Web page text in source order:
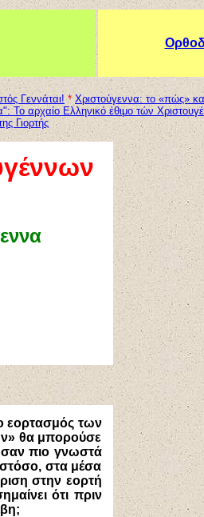
Γεννάται! * Xριστούγεννα: το «πώς»
Το αρχαίο Ελληνικό έθιμο τών
Γιορτής
εορτασμός των
θα μπορούσε
πιο γνωστά
στα μέσα
στην εορτή
ότι πριν